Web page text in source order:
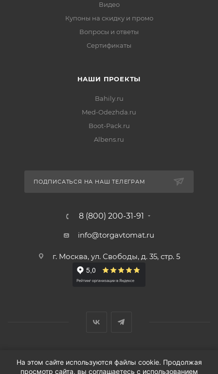
Видео
Купоны на скидку и промо
Вопросы и ответы
Сертификаты
НАШИ ПРОЕКТЫ
Bahily.ru
Med-Odezhda.ru
Boot-Pack.ru
Albens.ru
ПОДПИСАТЬСЯ НА НАШ ТЕЛЕГРАМ
8 (800) 200-31-91
info@torgavtomat.ru
г. Москва, ул. Свободы, д. 35, стр. 5
© ООО «Вендорс», 1999-2026 г.
На этом сайте используются файлы cookie. Продолжая
просмотр сайта, вы соглашаетесь с использованием